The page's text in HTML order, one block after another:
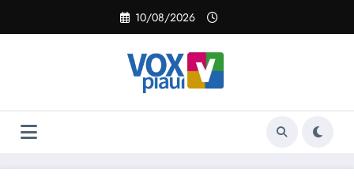
o
10/08/2026